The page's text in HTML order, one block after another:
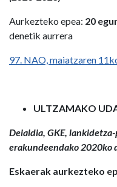
Aurkezteko epea: 20
denetik aurrera
97. NAO, maiatzaren
ULTZAMAKO
Deialdia, GKE,
erakundeendako 2020ko
Eskaerak aurkezteko